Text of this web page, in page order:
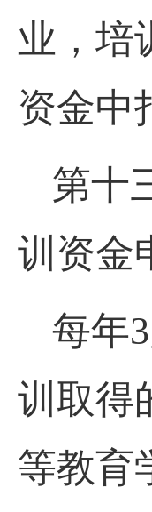
业，培
资金中
第十
训资金
每年
训取得
等教育